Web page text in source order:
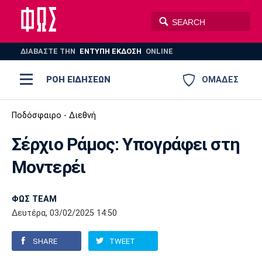
ΔΙΑΒΑΣΤΕ THN ΕΝΤΥΠΗ ΕΚΔΟΣΗ ONLINE
ΟΜΑΔΕΣ
ΡΟΗ ΕΙΔΗΣΕΩΝ
ΠΟΔΟΣΦΑΙΡΟ
ΒΟΛΕΪ ΠΟΛΟ
AUTO-MOTO
Ποδόσφαιρο
Super League 1
Super League 2
Γ Εθνική
Ελλάδα
Μπάσκετ
Ελλάδα
Εθνική
EuroLeague
Ολυμπιακοί Αγώνες
Βόλεϊ
Πόλο
Ολυμπιακός
Παναθηναϊκός Ατρόμητος
Ποδόσφαιρο - Διεθνή
Σέρχιο Ράμος: Υπογράφει στη
Μοντερέι
ΦΩΣ TEAM
Δευτέρα, 03/02/2025 14:50
SHARE TWEET